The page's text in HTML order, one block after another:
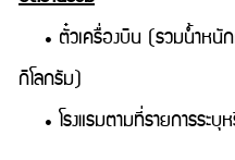
• ตั๋วเครื่องบิน (รวมน้ำหนัก
กิโลกรัม)
• โรงแรมตามที่รายการระ